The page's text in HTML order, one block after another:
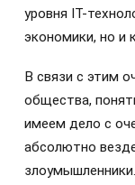
уровня IT-
экономики, но и
В связи с этим
общества,
имеем дело с
абсолютно